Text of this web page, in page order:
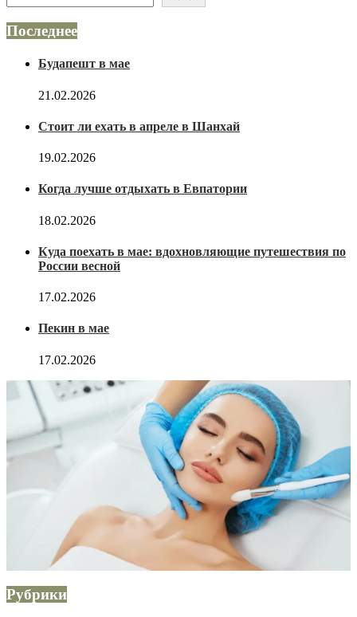
Последнее
Будапешт в мае
21.02.2026
Стоит ли ехать в апреле в Шанхай
19.02.2026
Когда лучше отдыхать в Евпатории
18.02.2026
Куда поехать в мае: вдохновляющие путешествия по
России весной
17.02.2026
Пекин в мае
17.02.2026
Рубрики